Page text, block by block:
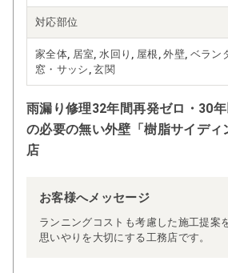
対応部位
家全体, 居室, 水回り, 屋根, 外壁, ベラン
窓・サッシ, 玄関
雨漏り修理32年間再発ゼロ・30
の必要の無い外壁「樹脂サイディ
店
お客様へメッセージ
ランニングコストも考慮した施工提案
思いやりを大切にする工務店です。